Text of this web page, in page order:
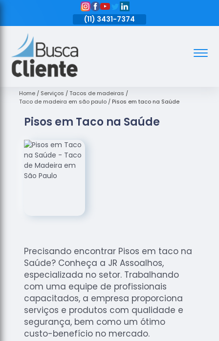
(11) 3431-7374
Assoalhos
de Madeira
Madeira
de
Assoalhos
de Madeira
Raspagem
de Tacos
Raspagem
de Tacos
de
Madeiras
Raspagens
de Pisos
Home Serviços
Tacos de madeiras
Taco de madeira em são paulo
Pisos em taco na Saúde
Pisos em Taco na Saúde
Precisando encontrar Pisos em taco na
Saúde? Conheça a JR Assoalhos,
especializada no setor. Trabalhando
com uma equipe de profissionais
capacitados, a empresa proporciona
serviços e produtos com qualidade e
segurança, bem como um ótimo
custo-benefício no mercado.